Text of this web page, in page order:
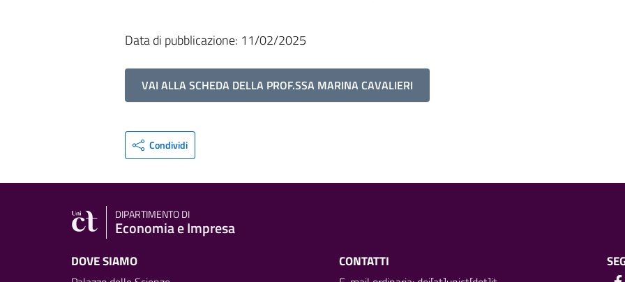
Data di pubblicazione: 11/02/2025
VAI ALLA SCHEDA DELLA PROF.SSA MARINA CAVALIERI
Condividi
DIPARTIMENTO DI
Economia e Impresa
DOVE SIAMO CONTATTI